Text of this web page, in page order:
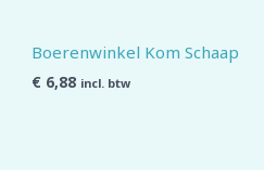
Boerenwinkel Kom Schaap
€ 6,88 incl. btw